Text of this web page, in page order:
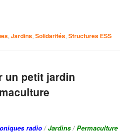
,Jardins,Solidarités,Structures ESS
un petit jardin
radio / Jardins / Permaculture